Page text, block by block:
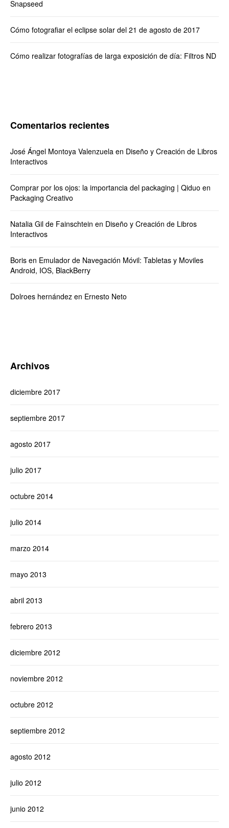
Snapseed
Cómo fotografiar el eclipse solar del 21 de agosto de 2017
Cómo realizar fotografías de larga exposición de día: Filtros ND
Comentarios recientes
José Ángel Montoya Valenzuela en Diseño y Creación de Libros
Interactivos
Comprar por los ojos: la importancia del packaging | Qiduo en
Packaging Creativo
Natalia Gil de Fainschtein en Diseño y Creación de Libros
Interactivos
Boris en Emulador de Navegación Móvil: Tabletas y Moviles
Android, IOS, BlackBerry
Dolroes hernández en Ernesto Neto
Archivos
diciembre 2017
septiembre 2017
agosto 2017
julio 2017
octubre 2014
julio 2014
marzo 2014
mayo 2013
abril 2013
febrero 2013
diciembre 2012
noviembre 2012
octubre 2012
septiembre 2012
agosto 2012
julio 2012
junio 2012